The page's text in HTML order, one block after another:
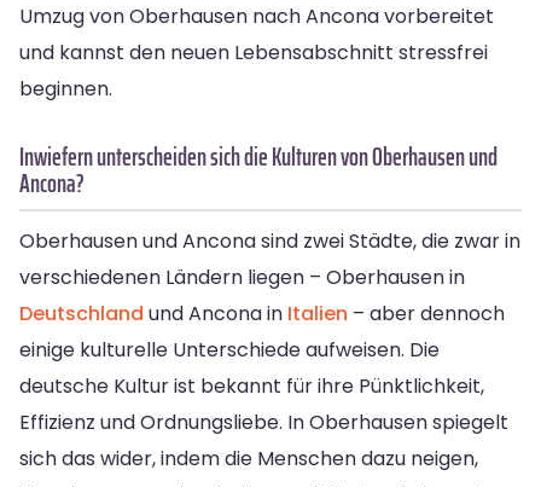
Umzug von Oberhausen nach Ancona vorbereitet
und kannst den neuen Lebensabschnitt stressfrei
beginnen.
Inwiefern unterscheiden sich die Kulturen von Oberhausen und
Ancona?
Oberhausen und Ancona sind zwei Städte, die zwar in
verschiedenen Ländern liegen – Oberhausen in
Deutschland und Ancona in Italien – aber dennoch
einige kulturelle Unterschiede aufweisen. Die
deutsche Kultur ist bekannt für ihre Pünktlichkeit,
Effizienz und Ordnungsliebe. In Oberhausen spiegelt
sich das wider, indem die Menschen dazu neigen,